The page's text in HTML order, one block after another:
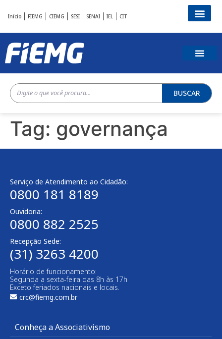
Início FIEMG CIEMG SESI SENAI IEL CIT
BUSCAR
Tag: governança
Serviço de Atendimento ao Cidadão:
0800 181 8189
Ouvidoria:
0800 882 2525
Recepção Sede:
(31) 3263 4200
Horário de funcionamento:
Segunda a sexta-feira das 8h às 17h
Exceto feriados nacionais e locais.
crc@fiemg.com.br
Conheça a Associativismo